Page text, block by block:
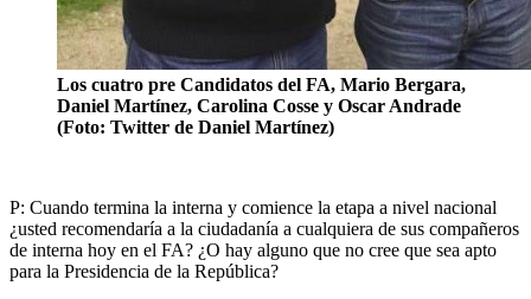
Los cuatro pre Candidatos del FA, Mario Bergara,
Daniel Martínez, Carolina Cosse y Oscar Andrade
(Foto: Twitter de Daniel Martínez)
P: Cuando termina la interna y comience la etapa a nivel nacional
¿usted recomendaría a la ciudadanía a cualquiera de sus compañeros
de interna hoy en el FA? ¿O hay alguno que no cree que sea apto
para la Presidencia de la República?